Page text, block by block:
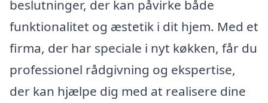
beslutninger, der kan påvirke både
funktionalitet og æstetik i dit hjem. Med et
firma, der har speciale i nyt køkken, får du
professionel rådgivning og ekspertise,
der kan hjælpe dig med at realisere dine